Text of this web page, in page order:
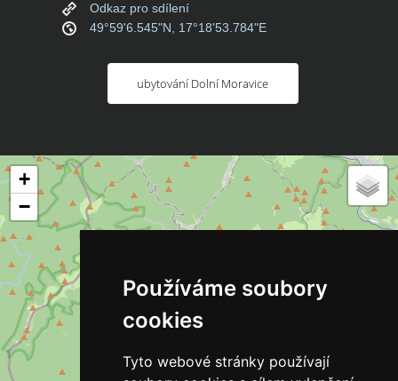
Používáme soubory
cookies
Tyto webové stránky používají
Odkaz pro sdílení
49°59'6.545"N, 17°18'53.784"E
ubytování Dolní Moravice
+
−